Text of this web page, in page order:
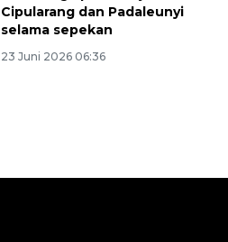
Cipularang dan Padaleunyi
selama sepekan
23 Juni 2026 06:36